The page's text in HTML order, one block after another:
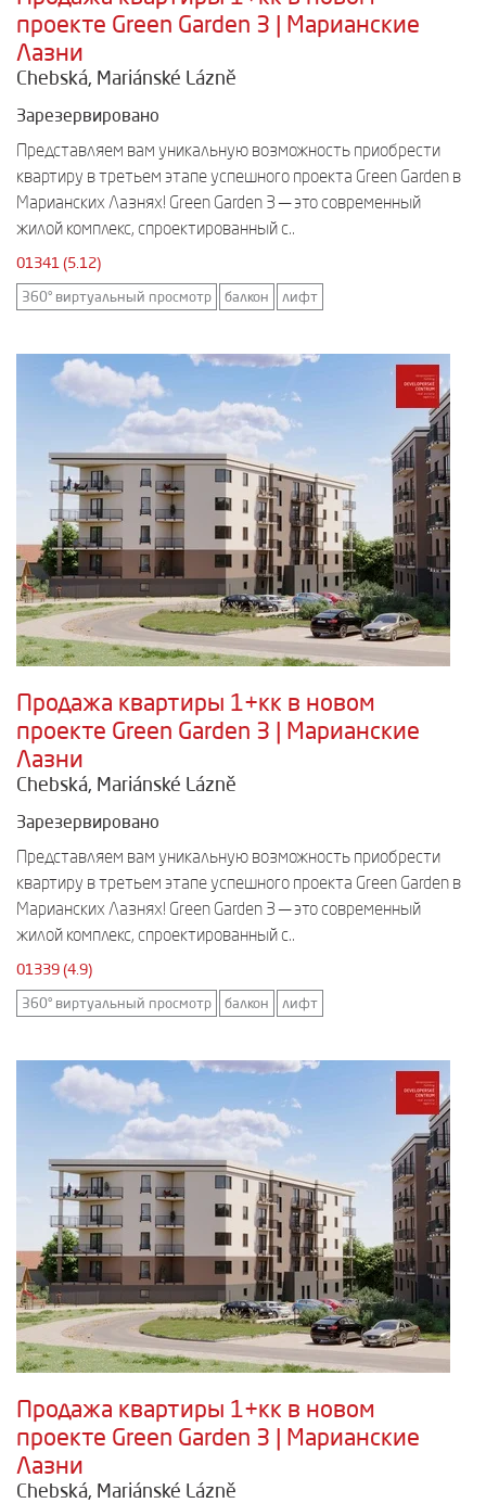
проекте Green Garden 3 | Марианские
Лазни
Chebská, Mariánské Lázně
Зарезервировано
Представляем вам уникальную возможность приобрести
квартиру в третьем этапе успешного проекта Green Garden в
Марианских Лазнях! Green Garden 3 — это современный
жилой комплекс, спроектированный с..
01341 (5.12)
360° виртуальный просмотр балкон лифт
Продажа квартиры 1+кк в новом
проекте Green Garden 3 | Марианские
Лазни
Chebská, Mariánské Lázně
Зарезервировано
Представляем вам уникальную возможность приобрести
квартиру в третьем этапе успешного проекта Green Garden в
Марианских Лазнях! Green Garden 3 — это современный
жилой комплекс, спроектированный с..
01339 (4.9)
360° виртуальный просмотр балкон лифт
Продажа квартиры 1+кк в новом
проекте Green Garden 3 | Марианские
Лазни
Chebská, Mariánské Lázně